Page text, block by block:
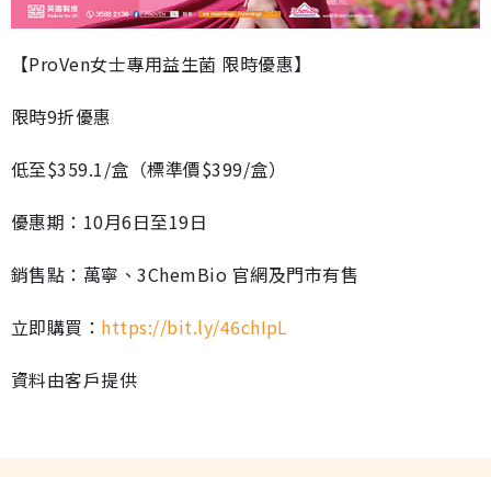
【ProVen女士專用益生菌 限時優惠】
限時9折優惠
低至$359.1/盒（標準價$399/盒）
優惠期：10月6日至19日
銷售點：萬寧、3ChemBio 官網及門市有售
立即購買： https://bit.ly/46chIpL
資料由客戶提供